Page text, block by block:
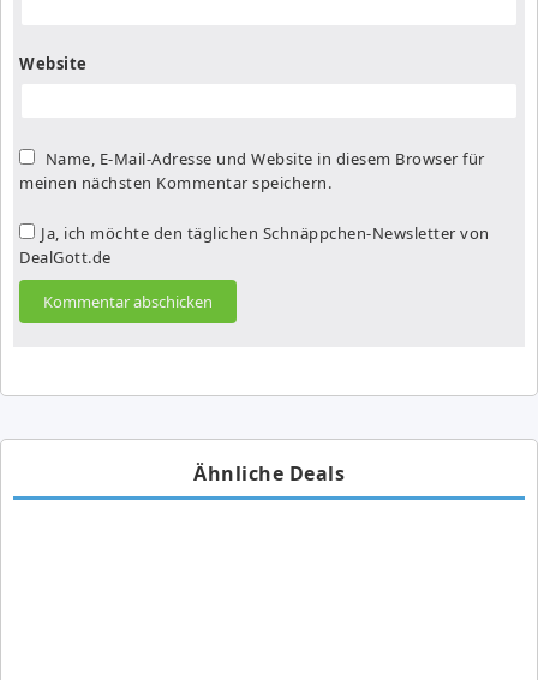
Website
Name, E-Mail-Adresse und Website in diesem Browser für
meinen nächsten Kommentar speichern.
Ja, ich möchte den täglichen Schnäppchen-Newsletter von
DealGott.de
Ähnliche Deals